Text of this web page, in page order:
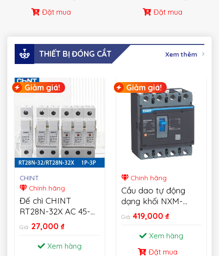
Đặt mua
Đặt mua
THIẾT BỊ ĐÓNG CẮT Xem thêm
Giảm giá!
CHINT
Chính hãng
Đế chì CHINT
RT28N-32X AC 45-
62HZ 500V Fusible
Cutout 1P 2P 3P
Giá: 27,000 ₫
Xem hàng
Giảm giá!
Chính hãng
Cầu dao tự động
dạng khối NXM-
MCCB CHINT
Giá: 419,000 ₫
Xem hàng
Đặt mua